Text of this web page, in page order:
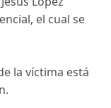
el cual se
la víctima está